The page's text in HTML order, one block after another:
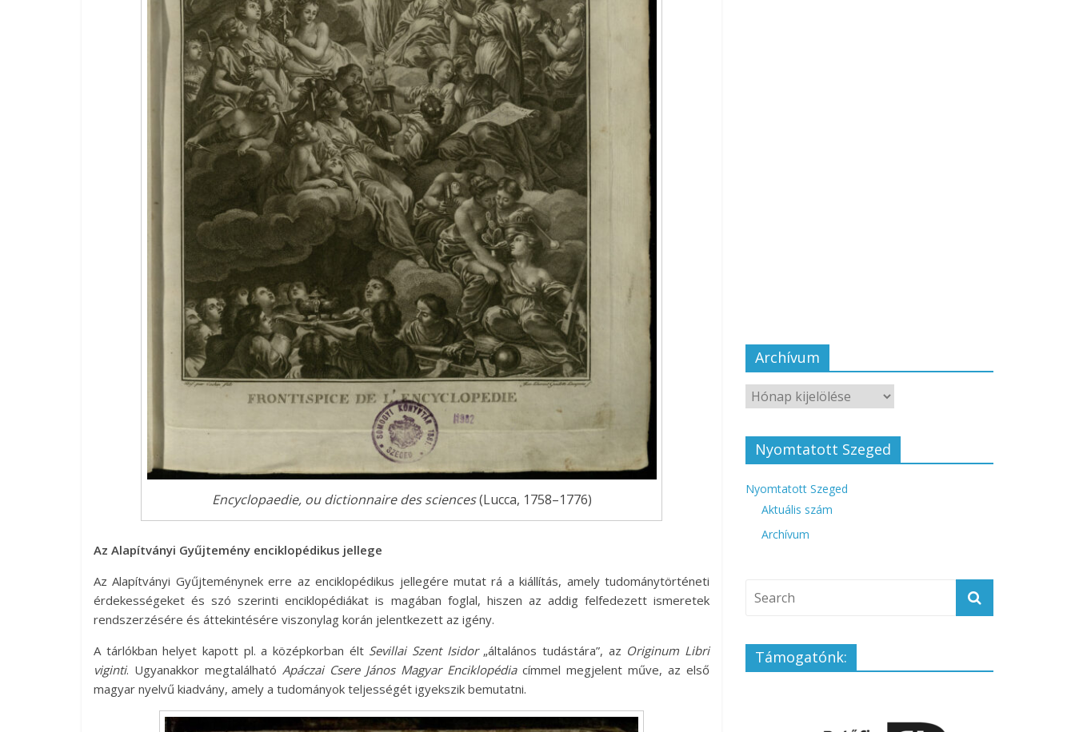
Encyclopaedie, ou dictionnaire des sciences(Lucca, 1758–1776)
Az Alapítványi Gyűjtemény enciklopédikus jellege
Az Alapítványi Gyűjteménynek erre az enciklopédikus jellegére mutat rá a kiállítás, amely tudománytörténeti
érdekességeket és szó szerinti enciklopédiákat is magában foglal, hiszen az addig felfedezett ismeretek
rendszerzésére és áttekintésére viszonylag korán jelentkezett az igény.
A tárlókban helyet kapott pl. a középkorban élt Sevillai Szent Isidor„általános tudástára”, az Originum Libri
viginti. Ugyanakkor megtalálható Apáczai Csere János Magyar Enciklopédiacímmel megjelent műve, az első
magyar nyelvű kiadvány, amely a tudományok teljességét igyekszik bemutatni.
Archívum
Nyomtatott Szeged
Nyomtatott Szeged
Aktuális szám
Archívum
Támogatónk: